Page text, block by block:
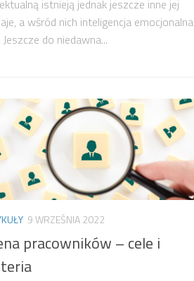
istnieją jednak jeszcze inne jej
a wśród nich inteligencja emocjonalna
Jeszcze do niedawna...
9 WRZEŚNIA 2022
pracowników – cele i